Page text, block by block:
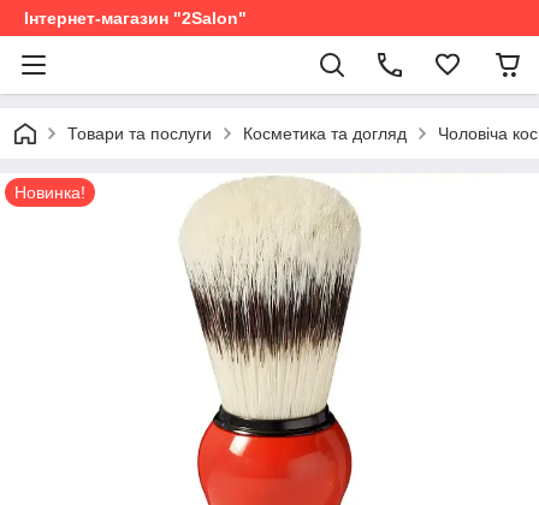
Інтернет-магазин "2Salon"
Товари та послуги Косметика та догляд Чоловіча
Новинка!